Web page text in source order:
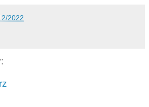
2022